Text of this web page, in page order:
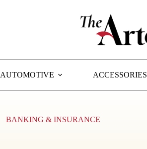
AUTOMOTIVE ACCESSORIES
BANKING & INSURANCE